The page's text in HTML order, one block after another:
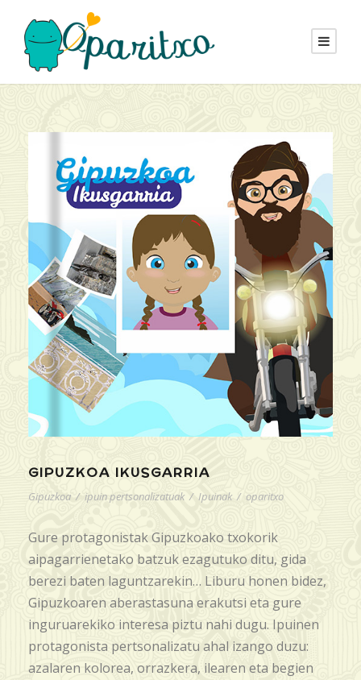
GIPUZKOA IKUSGARRIA
Gipuzkoa / ipuin pertsonalizatuak / Ipuinak / oparitxo
Gure protagonistak Gipuzkoako txokorik
aipagarrienetako batzuk ezagutuko ditu, gida
berezi baten laguntzarekin… Liburu honen bidez,
Gipuzkoaren aberastasuna erakutsi eta gure
inguruarekiko interesa piztu nahi dugu. Ipuinen
protagonista pertsonalizatu ahal izango duzu:
azalaren kolorea, orrazkera, ilearen eta begien